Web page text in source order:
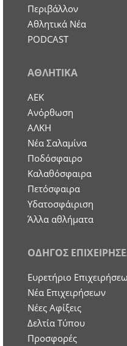
Περιβάλλον
Αθλητικά Νέα
PODCAST
ΑΘΛΗΤΙΚΑ
ΑΕΚ
Ανόρθωση
ΑΛΚΗ
Νέα Σαλαμίνα
Ποδόσφαιρο
Καλαθόσφαιρα
Πετόσφαιρα
Υδατοσφάιριση
Άλλα αθλήματα
ΟΔΗΓΟΣ
Ευρετήριο
Nέα Επιχειρήσεων
Νέες Αφίξεις
Δελτία Τύπου
Προσφορές